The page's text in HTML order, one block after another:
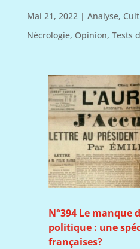
Mai 21, 2022| Analyse,
Nécrologie, Opinion, Tests
N°394 Le manque
politique : une
françaises?